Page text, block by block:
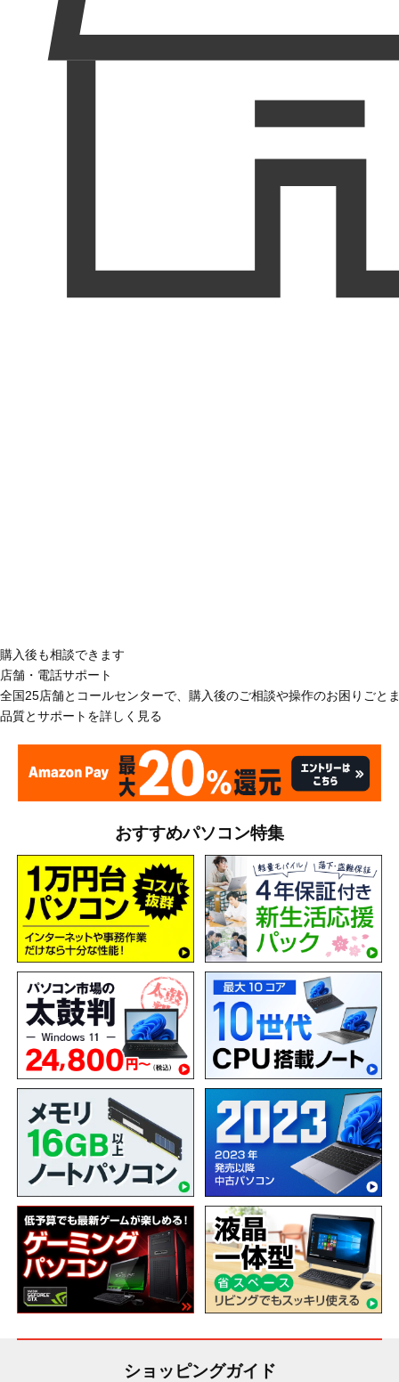
購入後も相談できます
店舗・電話サポート
全国25店舗とコールセンターで、購入後のご相談や操作のお困りごと
品質とサポートを詳しく見る
おすすめパソコン特集
ショッピングガイド